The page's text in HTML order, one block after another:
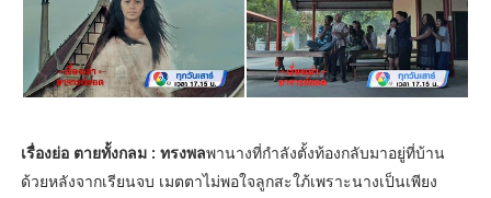
เรื่องย่อ ตายทั้งกลม : ทรงพลพานางที่กำลังตั้งท้องกลับมาอยู่ที่บ้าน
ด้วยหลังจากเรียนจบ เมตตาไม่พอใจลูกสะใภ้เพราะนางเป็นเพียง